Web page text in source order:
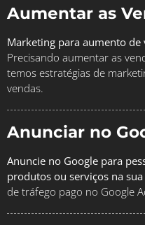
Aumentar as
Marketing para aumento de
Precisando aumentar as
temos estratégias de
vendas.
Anunciar no
Anuncie no Google para
produtos ou serviços na
de tráfego pago no Google